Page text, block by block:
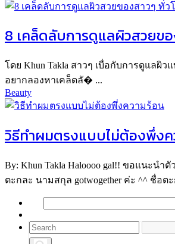
8 เคล็ดลับการดูแลผิวสวยขอ
โดย Khun Takla สาวๆ เบื่อกับการดูแลผิว
อยากลองหาเคล็ดลั� ...
Beauty
วิธีทำผมตรงแบบไม่ต้องพึ่งค
By: Khun Takla Haloooo gal!! ขอแนะนำ
ตะกละ นามสกุล gotwogether ค่ะ ^^ ชื่อต